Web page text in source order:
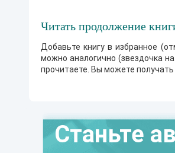
Читать продолжение
Добавьте книгу в избранное
можно аналогично (звездочка
прочитаете. Вы можете
Станьте